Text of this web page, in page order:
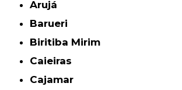
Arujá
Barueri
Biritiba Mirim
Caieiras
Cajamar